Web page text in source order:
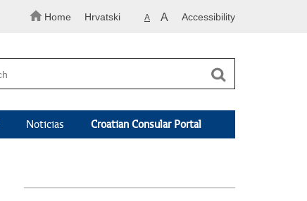
Home Hrvatski A A Accessibility
Noticias Croatian Consular Portal